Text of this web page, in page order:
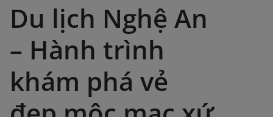
Du lịch Nghệ An
– Hành trình
khám phá vẻ